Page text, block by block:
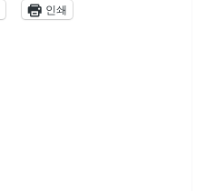
인쇄